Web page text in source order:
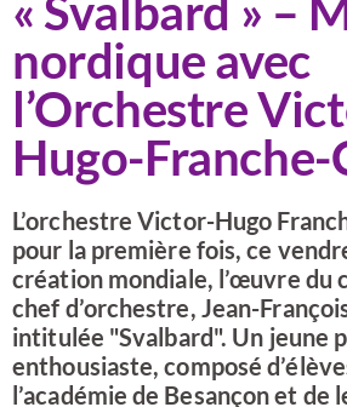
« Svalbard » –
nordique avec
l’Orchestre
Hugo-
L’orchestre Victor-Hugo
pour la première fois, ce
création mondiale, l’œuvre du
chef d’orchestre, Jean-
intitulée "Svalbard". Un jeune
enthousiaste, composé
l’académie de Besançon et de